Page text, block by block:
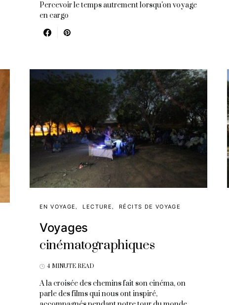
Percevoir le temps autrement lorsqu'on voyage
en cargo
EN VOYAGE LECTURE RÉCITS DE VOYAGE
Voyages
cinématographiques
4 MINUTE READ
A la croisée des chemins fait son cinéma, on
parle des films qui nous ont inspiré,